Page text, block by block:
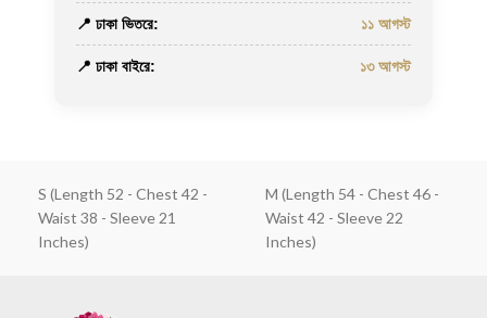
📍 ঢাকা ভিতরে: ১১ আগস্ট
📍 ঢাকা বাইরে: ১৩ আগস্ট
S (Length 52 - Chest 42 -
Waist 38 - Sleeve 21
Inches)
M (Length 54 - Chest 46 -
Waist 42 - Sleeve 22
Inches)